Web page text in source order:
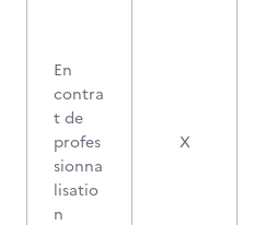
En
contra
t de
profes
sionna
lisatio
n
X